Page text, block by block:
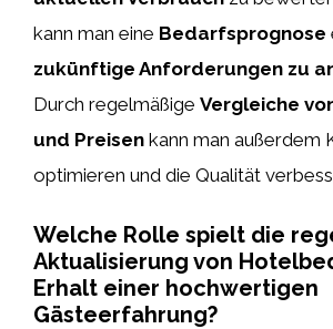
kann man eine Bedarfsprognose
zukünftige Anforderungen zu
Durch regelmäßige Vergleiche
und Preisen kann man außerdem
optimieren und die Qualität
Welche Rolle spielt die
Aktualisierung von
Erhalt einer hochwertigen
Gästeerfahrung?